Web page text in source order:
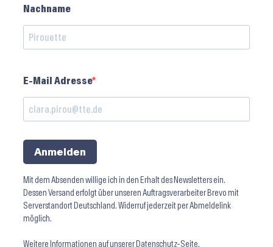
Nachname
E-Mail Adresse
Anmelden
Mit dem Absenden willige ich in den Erhalt des Newsletters ein.
Dessen Versand erfolgt über unseren Auftragsverarbeiter Brevo mit
Serverstandort Deutschland. Widerruf jederzeit per Abmeldelink
möglich.
Weitere Informationen auf unserer Datenschutz-Seite.